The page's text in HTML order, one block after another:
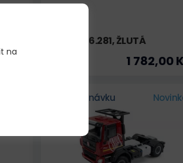
KČ
MAN F8 26.281, ŽLUTÁ
1 782,00
Na objednávku
na